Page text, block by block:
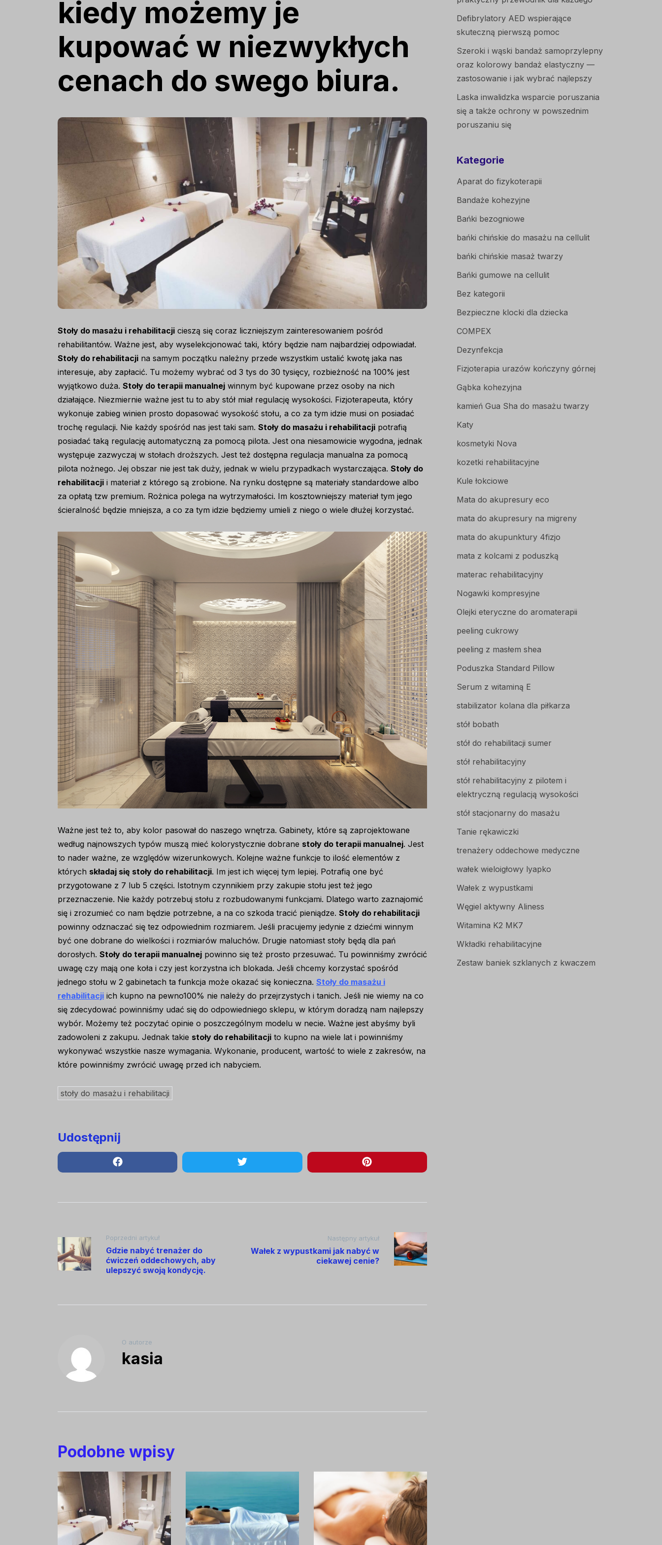
kiedy możemy je
kupować w niezwykłych
cenach do swego biura.
Stoły do masażu i rehabilitacji cieszą się coraz liczniejszym zainteresowaniem pośród
rehabilitantów. Ważne jest, aby wyselekcjonować taki, który będzie nam najbardziej odpowiadał.
Stoły do rehabilitacji na samym początku należny przede wszystkim ustalić kwotę jaka nas
interesuje, aby zapłacić. Tu możemy wybrać od 3 tys do 30 tysięcy, rozbieżność na 100% jest
wyjątkowo duża. Stoły do terapii manualnej winnym być kupowane przez osoby na nich
działające. Niezmiernie ważne jest tu to aby stół miał regulację wysokości. Fizjoterapeuta, który
wykonuje zabieg winien prosto dopasować wysokość stołu, a co za tym idzie musi on posiadać
trochę regulacji. Nie każdy spośród nas jest taki sam. Stoły do masażu i rehabilitacji potrafią
posiadać taką regulację automatyczną za pomocą pilota. Jest ona niesamowicie wygodna, jednak
występuje zazwyczaj w stołach droższych. Jest też dostępna regulacja manualna za pomocą
pilota nożnego. Jej obszar nie jest tak duży, jednak w wielu przypadkach wystarczająca. Stoły do
rehabilitacji i materiał z którego są zrobione. Na rynku dostępne są materiały standardowe albo
za opłatą tzw premium. Rożnica polega na wytrzymałości. Im kosztowniejszy materiał tym jego
ścieralność będzie mniejsza, a co za tym idzie będziemy umieli z niego o wiele dłużej korzystać.
Ważne jest też to, aby kolor pasował do naszego wnętrza. Gabinety, które są zaprojektowane
według najnowszych typów muszą mieć kolorystycznie dobrane stoły do terapii manualnej. Jest
to nader ważne, ze względów wizerunkowych. Kolejne ważne funkcje to ilość elementów z
których składaj się stoły do rehabilitacji. Im jest ich więcej tym lepiej. Potrafią one być
przygotowane z 7 lub 5 części. Istotnym czynnikiem przy zakupie stołu jest też jego
przeznaczenie. Nie każdy potrzebuj stołu z rozbudowanymi funkcjami. Dlatego warto zaznajomić
się i zrozumieć co nam będzie potrzebne, a na co szkoda tracić pieniądze. Stoły do rehabilitacji
powinny odznaczać się tez odpowiednim rozmiarem. Jeśli pracujemy jedynie z dziećmi winnym
być one dobrane do wielkości i rozmiarów maluchów. Drugie natomiast stoły będą dla pań
dorosłych. Stoły do terapii manualnej powinno się też prosto przesuwać. Tu powinniśmy zwrócić
uwagę czy mają one koła i czy jest korzystna ich blokada. Jeśli chcemy korzystać spośród
jednego stołu w 2 gabinetach ta funkcja może okazać się konieczna. Stoły do masażu i
rehabilitacji ich kupno na pewno100% nie należy do przejrzystych i tanich. Jeśli nie wiemy na co
się zdecydować powinniśmy udać się do odpowiedniego sklepu, w którym doradzą nam najlepszy
wybór. Możemy też poczytać opinie o poszczególnym modelu w necie. Ważne jest abyśmy byli
zadowoleni z zakupu. Jednak takie stoły do rehabilitacji to kupno na wiele lat i powinniśmy
wykonywać wszystkie nasze wymagania. Wykonanie, producent, wartość to wiele z zakresów, na
które powinniśmy zwrócić uwagę przed ich nabyciem.
stoły do masażu i rehabilitacji
Udostępnij
Nawigacja
wpisu
Poprzedni artykuł
Gdzie nabyć trenażer do
ćwiczeń oddechowych, aby
ulepszyć swoją kondycję.
Następny artykuł
Wałek z wypustkami jak nabyć w
ciekawej cenie?
O autorze
kasia
Podobne wpisy
Defibrylatory AED wspierające
skuteczną pierwszą pomoc
Szeroki i wąski bandaż samoprzylepny
oraz kolorowy bandaż elastyczny —
zastosowanie i jak wybrać najlepszy
Laska inwalidzka wsparcie poruszania
się a także ochrony w powszednim
poruszaniu się
Kategorie
Aparat do fizykoterapii
Bandaże kohezyjne
Bańki bezogniowe
bańki chińskie do masażu na cellulit
bańki chińskie masaż twarzy
Bańki gumowe na cellulit
Bez kategorii
Bezpieczne klocki dla dziecka
COMPEX
Dezynfekcja
Fizjoterapia urazów kończyny górnej
Gąbka kohezyjna
kamień Gua Sha do masażu twarzy
Katy
kosmetyki Nova
kozetki rehabilitacyjne
Kule łokciowe
Mata do akupresury eco
mata do akupresury na migreny
mata do akupunktury 4fizjo
mata z kolcami z poduszką
materac rehabilitacyjny
Nogawki kompresyjne
Olejki eteryczne do aromaterapii
peeling cukrowy
peeling z masłem shea
Poduszka Standard Pillow
Serum z witaminą E
stabilizator kolana dla piłkarza
stół bobath
stół do rehabilitacji sumer
stół rehabilitacyjny
stół rehabilitacyjny z pilotem i
elektryczną regulacją wysokości
stół stacjonarny do masażu
Tanie rękawiczki
trenażery oddechowe medyczne
wałek wieloigłowy lyapko
Wałek z wypustkami
Węgiel aktywny Aliness
Witamina K2 MK7
Wkładki rehabilitacyjne
Zestaw baniek szklanych z kwaczem